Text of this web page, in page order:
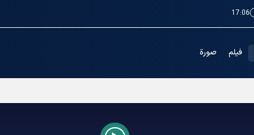
17:06
فیلم صورة